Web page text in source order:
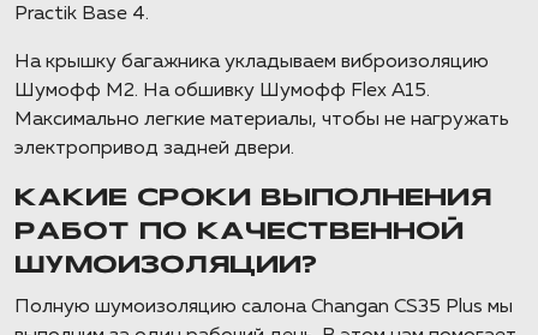
Practik Base 4.
На крышку багажника укладываем виброизоляцию
Шумофф М2. На обшивку Шумофф Flex A15.
Максимально легкие материалы, чтобы не нагружать
электропривод задней двери.
КАКИЕ СРОКИ ВЫПОЛНЕНИЯ
РАБОТ ПО КАЧЕСТВЕННОЙ
ШУМОИЗОЛЯЦИИ?
Полную шумоизоляцию салона Changan CS35 Plus мы